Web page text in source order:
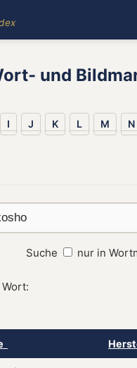
und
I J K L M N
Suche nur in